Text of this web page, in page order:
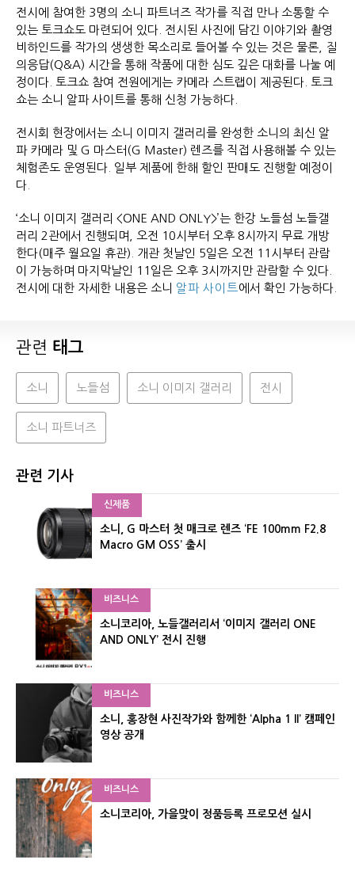
전시에 참여한 3명의 소니 파트너즈 작가를 직접 만나 소통할 수
있는 토크쇼도 마련되어 있다. 전시된 사진에 담긴 이야기와 촬영
비하인드를 작가의 생생한 목소리로 들어볼 수 있는 것은 물론, 질
의응답(Q&A) 시간을 통해 작품에 대한 심도 깊은 대화를 나눌 예
정이다. 토크쇼 참여 전원에게는 카메라 스트랩이 제공된다. 토크
쇼는 소니 알파 사이트를 통해 신청 가능하다.
전시회 현장에서는 소니 이미지 갤러리를 완성한 소니의 최신 알
파 카메라 및 G 마스터(G Master) 렌즈를 직접 사용해볼 수 있는
체험존도 운영된다. 일부 제품에 한해 할인 판매도 진행할 예정이
다.
‘소니 이미지 갤러리 <ONE AND ONLY>’는 한강 노들섬 노들갤
러리 2관에서 진행되며, 오전 10시부터 오후 8시까지 무료 개방
한다(매주 월요일 휴관). 개관 첫날인 5일은 오전 11시부터 관람
이 가능하며 마지막날인 11일은 오후 3시까지만 관람할 수 있다.
전시에 대한 자세한 내용은 소니 알파 사이트에서 확인 가능하다.
관련 태그
소니 노들섬 소니 이미지 갤러리 전시
소니 파트너즈
관련 기사
신제품
소니, G 마스터 첫 매크로 렌즈 ‘FE 100mm F2.8
Macro GM OSS’ 출시
비즈니스
소니코리아, 노들갤러리서 ‘이미지 갤러리 ONE
AND ONLY’ 전시 진행
비즈니스
소니, 홍장현 사진작가와 함께한 ‘Alpha 1 II’ 캠페인
영상 공개
비즈니스
소니코리아, 가을맞이 정품등록 프로모션 실시